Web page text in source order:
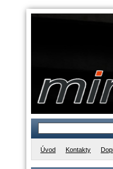
Úvod Kontakty